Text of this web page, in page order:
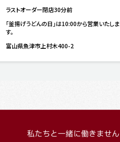
ラストオーダー閉店30分前
「釜揚げうどんの日」は10:00から営業いたしま
す。
富山県魚津市上村木400-2